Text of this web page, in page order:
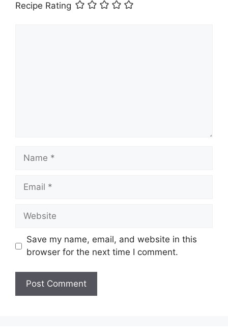
Recipe Rating
Name
Email
Website
Save my name, email, and website in this
browser for the next time I comment.